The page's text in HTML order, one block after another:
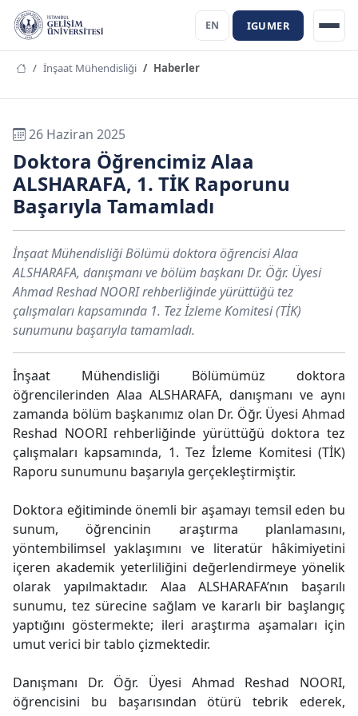
EN IGUMER
İnşaat Mühendisliği Haberler
26 Haziran 2025
Doktora Öğrencimiz Alaa
ALSHARAFA, 1. TİK Raporunu
Başarıyla Tamamladı
İnşaat Mühendisliği Bölümü doktora öğrencisi Alaa
ALSHARAFA, danışmanı ve bölüm başkanı Dr. Öğr. Üyesi
Ahmad Reshad NOORI rehberliğinde yürüttüğü tez
çalışmaları kapsamında 1. Tez İzleme Komitesi (TİK)
sunumunu başarıyla tamamladı.
İnşaat Mühendisliği Bölümümüz doktora
öğrencilerinden Alaa ALSHARAFA, danışmanı ve aynı
zamanda bölüm başkanımız olan Dr. Öğr. Üyesi Ahmad
Reshad NOORI rehberliğinde yürüttüğü doktora tez
çalışmaları kapsamında, 1. Tez İzleme Komitesi (TİK)
Raporu sunumunu başarıyla gerçekleştirmiştir.
Doktora eğitiminde önemli bir aşamayı temsil eden bu
sunum, öğrencinin araştırma planlamasını,
yöntembilimsel yaklaşımını ve literatür hâkimiyetini
içeren akademik yeterliliğini değerlendirmeye yönelik
olarak yapılmaktadır. Alaa ALSHARAFA’nın başarılı
sunumu, tez sürecine sağlam ve kararlı bir başlangıç
yaptığını göstermekte; ileri araştırma aşamaları için
umut verici bir tablo çizmektedir.
Danışmanı Dr. Öğr. Üyesi Ahmad Reshad NOORI,
öğrencisini bu başarısından ötürü tebrik ederek,